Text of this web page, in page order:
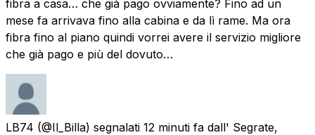
fibra a casa… che già pago ovviamente? Fino ad un
mese fa arrivava fino alla cabina e da lì rame. Ma ora
fibra fino al piano quindi vorrei avere il servizio migliore
che già pago e più del dovuto…
LB74 (@Il_Billa) segnalati 12 minuti fa dall' Segrate,